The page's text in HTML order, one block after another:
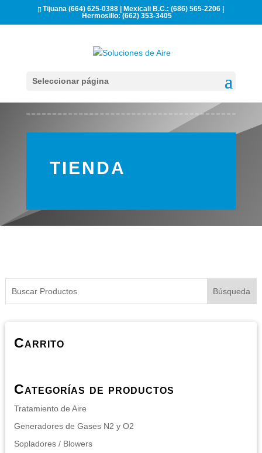
Tijuana (664) 625-0388 | Mexicali B.C.: (686) 565-2206 |
Hermosillo: (662) 353-3405
Seleccionar página
TIENDA
Carrito
Categorías de productos
Tratamiento de Aire
Generadores de Gases N2 y O2
Sopladores / Blowers